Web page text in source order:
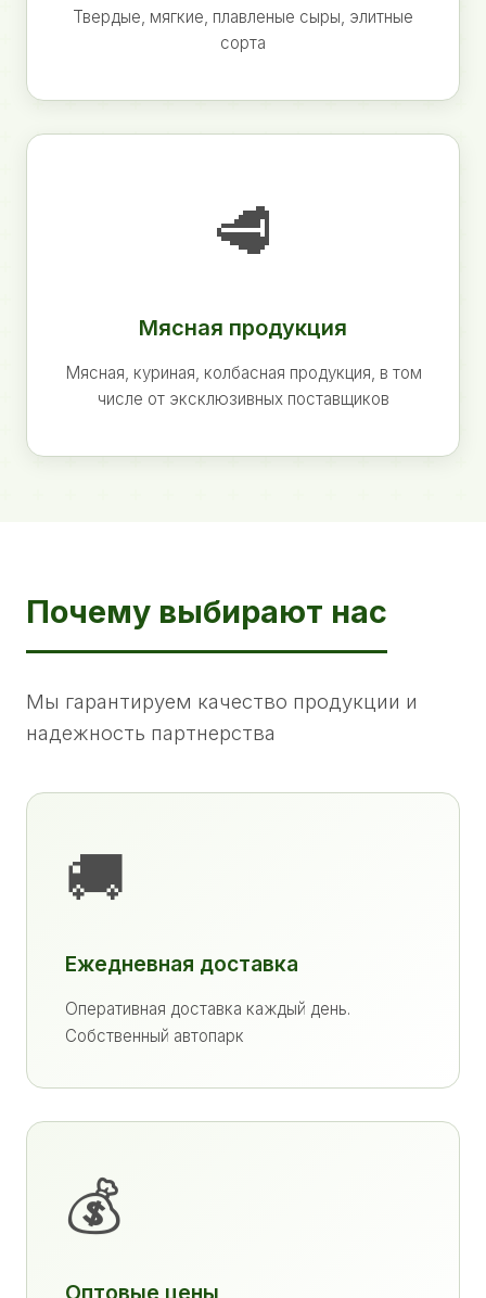
Твердые, мягкие, плавленые сыры, элитные
сорта
🥩
Мясная продукция
Мясная, куриная, колбасная продукция, в том
числе от эксклюзивных поставщиков
Почему выбирают нас
Мы гарантируем качество продукции и
надежность партнерства
🚚
Ежедневная доставка
Оперативная доставка каждый день.
Собственный автопарк
💰
Оптовые цены